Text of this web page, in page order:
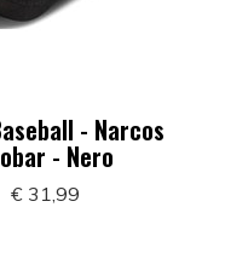
- Narcos
- Nero
€ 31,99